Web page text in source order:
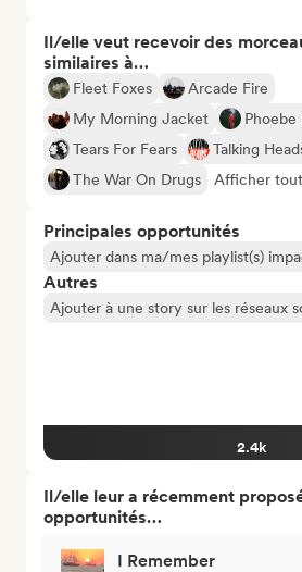
Il/elle veut recevoir des
similaires à…
Fleet Foxes
Arcade Fire
My Morning Jacket
Phoebe
Tears For Fears
Talking
The War On Drugs
Afficher
Principales opportunités
Ajouter dans ma/mes playlist(s)
Autres
Ajouter à une story sur les réseaux
2.4k
Il/elle leur a récemment
opportunités…
I Remember